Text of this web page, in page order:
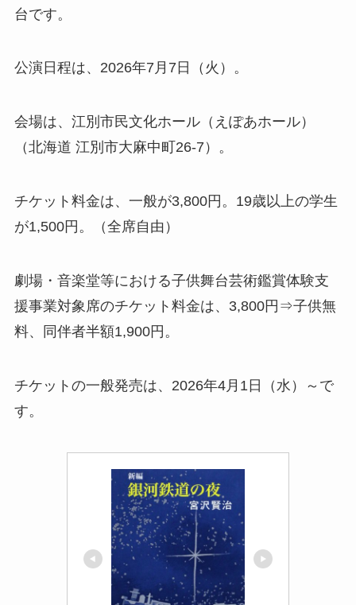
台です。
公演日程は、2026年7月7日（火）。
会場は、江別市民文化ホール（えぽあホール）
（北海道 江別市大麻中町26-7）。
チケット料金は、一般が3,800円。19歳以上の学生
が1,500円。（全席自由）
劇場・音楽堂等における子供舞台芸術鑑賞体験支
援事業対象席のチケット料金は、3,800円⇒子供無
料、同伴者半額1,900円。
チケットの一般発売は、2026年4月1日（水）～で
す。